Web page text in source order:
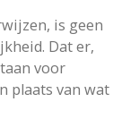
is geen
Dat er,
voor
plaats van wat